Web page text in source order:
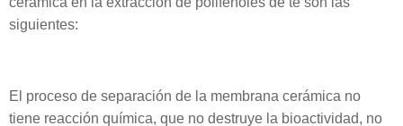
siguientes:
El proceso de separación de la membrana cerámica no
tiene reacción química, que no destruye la bioactividad, no